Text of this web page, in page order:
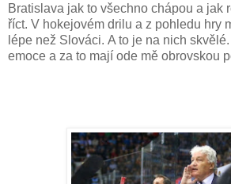
Bratislava jak to všechno chápou a jak
říct. V hokejovém drilu a z pohledu hry
lépe než Slováci. A to je na nich
emoce a za to mají ode mě obrovskou